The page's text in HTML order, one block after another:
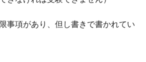
事項があり、但し書きで書かれてい